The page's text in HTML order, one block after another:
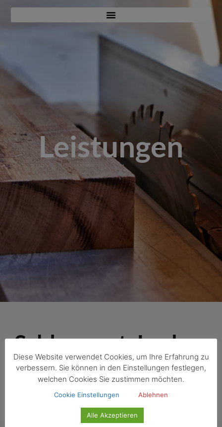
Leistungen
Schlagwort: Locken
in Säcken
Diese Website verwendet Cookies, um Ihre Erfahrung zu
verbessern. Sie können in den Einstellungen festlegen,
welchen Cookies Sie zustimmen möchten.
Cookie Einstellungen Ablehnen
Alle Akzeptieren